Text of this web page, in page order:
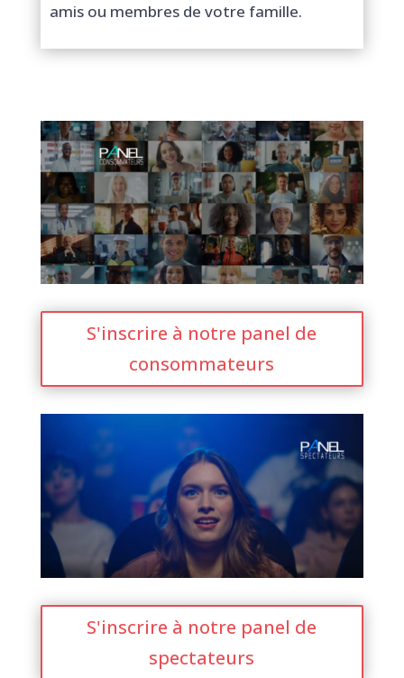
amis ou membres de votre famille.
S'inscrire à notre panel de
consommateurs
S'inscrire à notre panel de
spectateurs